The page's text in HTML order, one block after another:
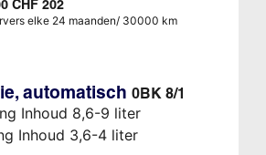
CHF 202
elke 24 maanden/ 30000 km
automatisch 0BK 8/1
Inhoud 8,6-9 liter
Inhoud 3,6-4 liter